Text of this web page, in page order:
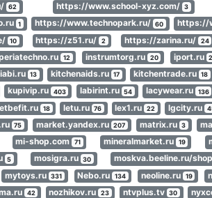
62 https://www.school-xyz.com/ 3
1 https://www.technopark.ru/ 60 https://
10 https://z51.ru/ 2 https://zarina.ru/ 24
12 instrumtorg.ru 20 iport.ru
13 kitchenaids.ru 17 kitchentrade.ru 18
kupivip.ru 403 labirint.ru 54 lacywear.ru 136
18 letu.ru 76 lex1.ru 22 lgcity.ru
75 market.yandex.ru 207 matrix.ru 3
mi-shop.com 71 mineralmarket.ru 19
5 mosigra.ru 30 moskva.beeline.ru/shop
mytoys.ru 331 Nebo.ru 134 neoline.ru 19
42 nozhikov.ru 23 ntvplus.tv 30